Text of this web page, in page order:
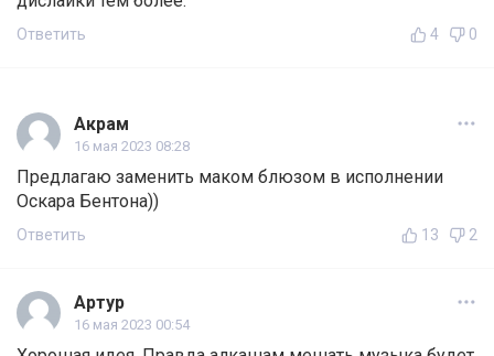
Ответить 4 0
Акрам
16 мая 2023 08:28
Предлагаю заменить маком блюзом в исполнении
Оскара Бентона))
Ответить 13 2
Артур
16 мая 2023 00:54